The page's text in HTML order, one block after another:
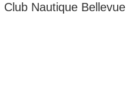
Club Nautique Bellevue